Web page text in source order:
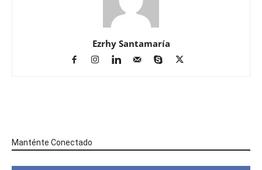
Ezrhy Santamaría
Manténte Conectado